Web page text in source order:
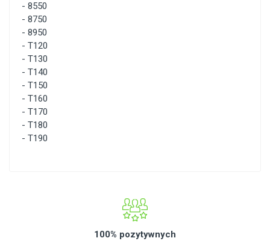
- 8550
- 8750
- 8950
- T120
- T130
- T140
- T150
- T160
- T170
- T180
- T190
100% pozytywnych